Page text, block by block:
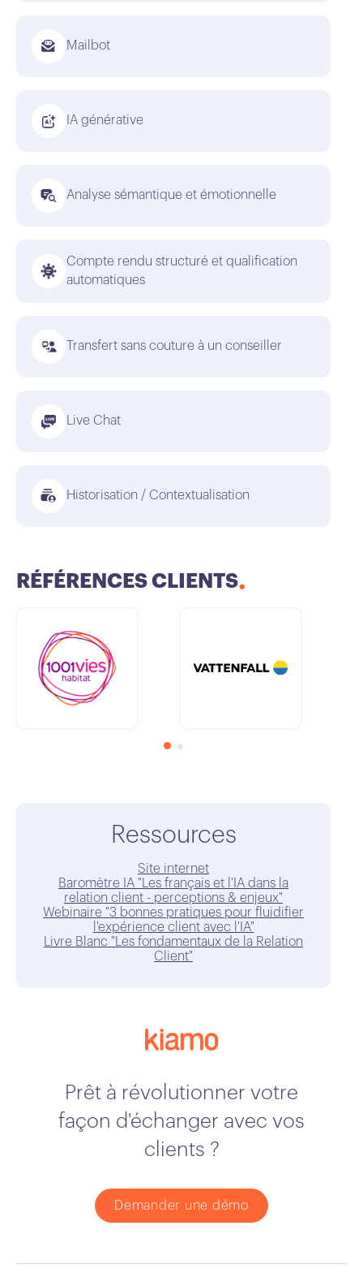
Mailbot
IA générative
Analyse sémantique et émotionnelle
Compte rendu structuré et qualification
automatiques
Transfert sans couture à un conseiller
Live Chat
Historisation / Contextualisation
RÉFÉRENCES CLIENTS
Ressources
Site internet
Baromètre IA "Les français et l'IA dans la
relation client - perceptions & enjeux"
Webinaire "3 bonnes pratiques pour fluidifier
l'expérience client avec l'IA"
Livre Blanc "Les fondamentaux de la Relation
Client"
Prêt à révolutionner votre
façon d'échanger avec vos
clients ?
Demander une démo